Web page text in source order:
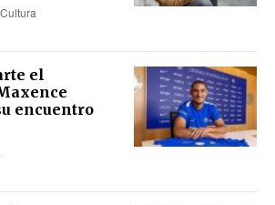
el
encuentro